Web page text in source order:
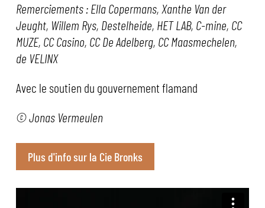
Remerciements : Ella Copermans, Xanthe Van der
Jeught, Willem Rys, Destelheide, HET LAB, C-mine, CC
MUZE, CC Casino, CC De Adelberg, CC Maasmechelen,
de VELINX
Avec le soutien du gouvernement flamand
© Jonas Vermeulen
Plus d'info sur la Cie Bronks